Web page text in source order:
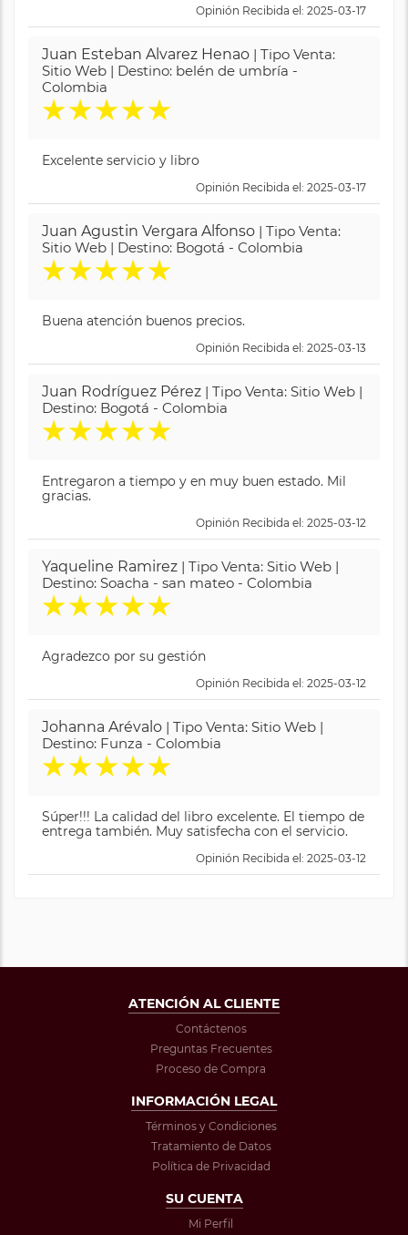
Opinión Recibida el: 2025-03-17
Juan Esteban Alvarez Henao | Tipo Venta:
Sitio Web | Destino: belén de umbría -
Colombia
★★★★★
Excelente servicio y libro
Opinión Recibida el: 2025-03-17
Juan Agustin Vergara Alfonso | Tipo Venta:
Sitio Web | Destino: Bogotá - Colombia
★★★★★
Buena atención buenos precios.
Opinión Recibida el: 2025-03-13
Juan Rodríguez Pérez | Tipo Venta: Sitio Web |
Destino: Bogotá - Colombia
★★★★★
Entregaron a tiempo y en muy buen estado. Mil
gracias.
Opinión Recibida el: 2025-03-12
Yaqueline Ramirez | Tipo Venta: Sitio Web |
Destino: Soacha - san mateo - Colombia
★★★★★
Agradezco por su gestión
Opinión Recibida el: 2025-03-12
Johanna Arévalo | Tipo Venta: Sitio Web |
Destino: Funza - Colombia
★★★★★
Súper!!! La calidad del libro excelente. El tiempo de
entrega también. Muy satisfecha con el servicio.
Opinión Recibida el: 2025-03-12
ATENCIÓN AL CLIENTE
Contáctenos
Preguntas Frecuentes
Proceso de Compra
INFORMACIÓN LEGAL
Términos y Condiciones
Tratamiento de Datos
Política de Privacidad
SU CUENTA
Mi Perfil